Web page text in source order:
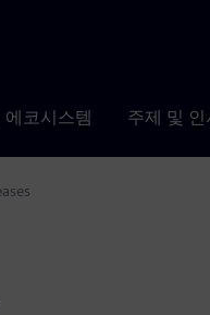
에코시스템 주제 및